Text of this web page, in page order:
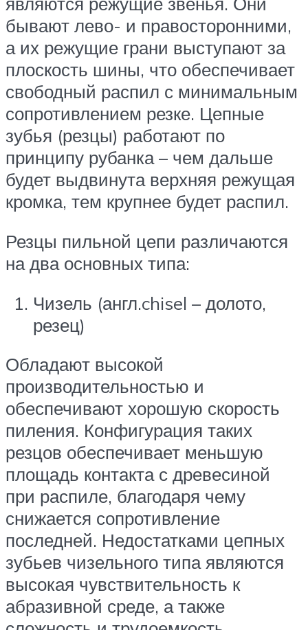
бывают лево- и правосторонними,
а их режущие грани выступают за
плоскость шины, что обеспечивает
свободный распил с минимальным
сопротивлением резке. Цепные
зубья (резцы) работают по
принципу рубанка – чем дальше
будет выдвинута верхняя режущая
кромка, тем крупнее будет распил.
Резцы пильной цепи различаются
на два основных типа:
Чизель (англ.chisel – долото,
резец)
Обладают высокой
производительностью и
обеспечивают хорошую скорость
пиления. Конфигурация таких
резцов обеспечивает меньшую
площадь контакта с древесиной
при распиле, благодаря чему
снижается сопротивление
последней. Недостатками цепных
зубьев чизельного типа являются
высокая чувствительность к
абразивной среде, а также